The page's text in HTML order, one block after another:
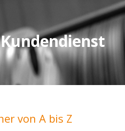
von A bis Z